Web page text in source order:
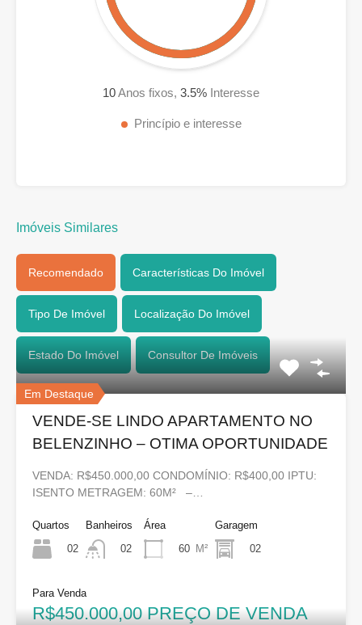
10Anos fixos, 3.5% Interesse
Princípio e interesse
Imóveis Similares
Recomendado Características Do Imóvel
Tipo De Imóvel Localização Do Imóvel
Estado Do Imóvel Consultor De Imóveis
Em Destaque
VENDE-SE LINDO APARTAMENTO NO
BELENZINHO – OTIMA OPORTUNIDADE
VENDA: R$450.000,00 CONDOMÍNIO: R$400,00 IPTU:
ISENTO METRAGEM: 60M² –…
Quartos
02
Banheiros
02
Área
60 M²
Garagem
02
Para Venda
R$450.000,00 PREÇO DE VENDA